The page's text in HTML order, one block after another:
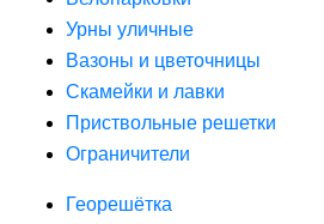
Урны уличные
Вазоны и цветочницы
Скамейки и лавки
Приствольные решетки
Ограничители
Георешётка